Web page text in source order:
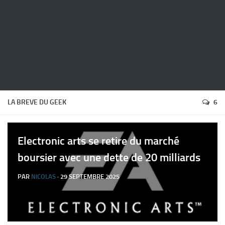
LA BREVE DU GEEK 6
Electronic arts se retire du marché
boursier avec une dette de 20 milliards
PAR NICOLAS · 29 SEPTEMBRE 2025